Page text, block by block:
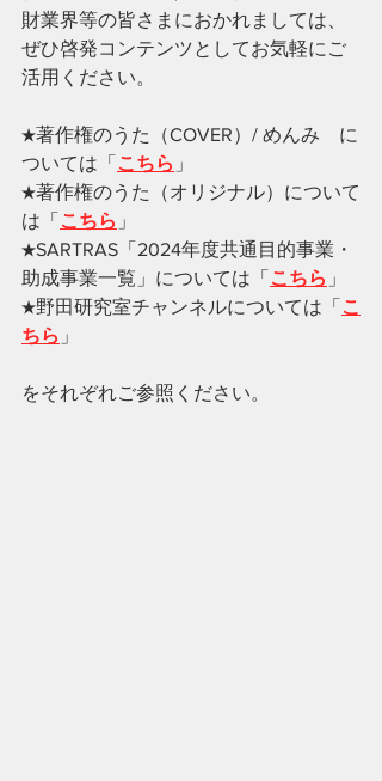
財業界等の皆さまにおかれましては、
ぜひ啓発コンテンツとしてお気軽にご
活用ください。
★著作権のうた（COVER）/ めんみ　に
ついては「 こちら 」
★著作権のうた（オリジナル）について
は「 こちら 」
★SARTRAS「2024年度共通目的事業・
助成事業一覧」については「 こちら 」
★野田研究室チャンネルについては「 こ
ちら 」
をそれぞれご参照ください。